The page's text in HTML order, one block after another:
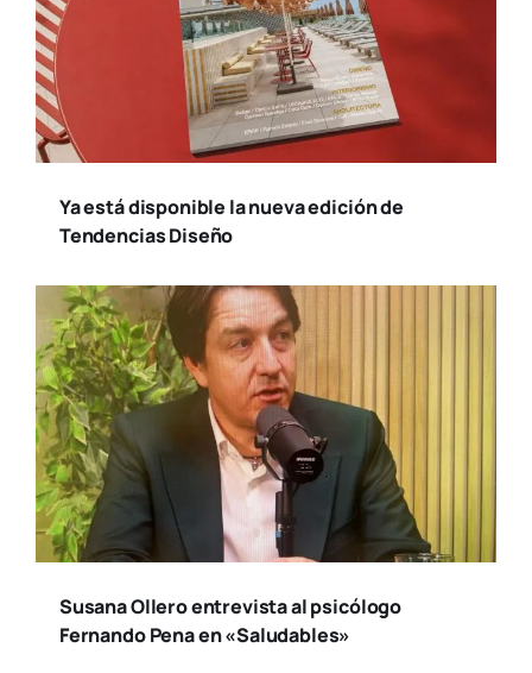
Ya está disponible la nueva edición de
Tendencias Diseño
Susana Ollero entrevista al psicólogo
Fernando Pena en «Saludables»